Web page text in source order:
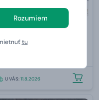
Rozumiem
tu
U VÁS:11.8.2026